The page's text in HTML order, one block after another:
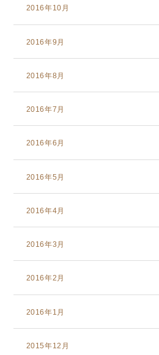
2016年10月
2016年9月
2016年8月
2016年7月
2016年6月
2016年5月
2016年4月
2016年3月
2016年2月
2016年1月
2015年12月